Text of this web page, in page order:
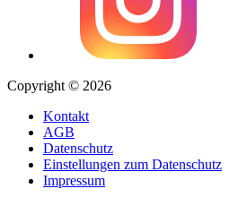
Copyright © 2026
Kontakt
AGB
Datenschutz
Einstellungen zum Datenschutz
Impressum